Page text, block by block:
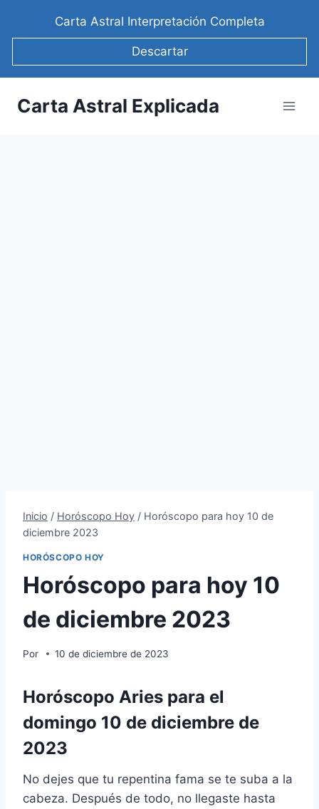
Carta Astral Interpretación Completa
Descartar
Carta Astral Explicada
Inicio / Horóscopo Hoy / Horóscopo para hoy 10 de
diciembre 2023
HORÓSCOPO HOY
Horóscopo para hoy 10
de diciembre 2023
Por 10 de diciembre de 2023
Horóscopo Aries para el
domingo 10 de diciembre de
2023
No dejes que tu repentina fama se te suba a la
cabeza. Después de todo, no llegaste hasta